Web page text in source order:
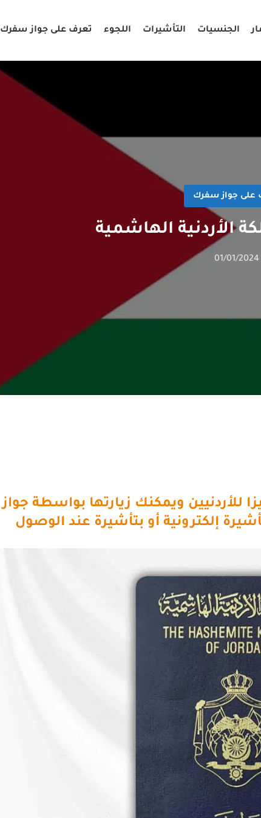
الجنسيات التأشيرات اللجوء تعرف على جواز سفرك
على جواز سفرك
الأردنية الهاشمية
01/01/2024
بواسطة جواز
إلكترونية أو بتأشيرة عند الوصول